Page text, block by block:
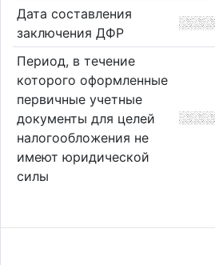
Дата составления
заключения ДФР
Период, в течение
которого оформленные
первичные учетные
документы для целей
налогообложения не
имеют юридической
силы